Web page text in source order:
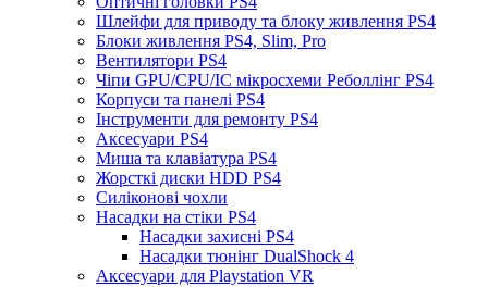
Шлейфи для приводу та блоку живлення PS4
Блоки живлення PS4, Slim, Pro
Вентилятори PS4
Чіпи GPU/CPU/IC мікросхеми Реболлінг PS4
Корпуси та панелі PS4
Інструменти для ремонту PS4
Аксесуари PS4
Миша та клавіатура PS4
Жорсткі диски HDD PS4
Силіконові чохли
Насадки на стіки PS4
Насадки захисні PS4
Насадки тюнінг DualShock 4
Аксесуари для Playstation VR